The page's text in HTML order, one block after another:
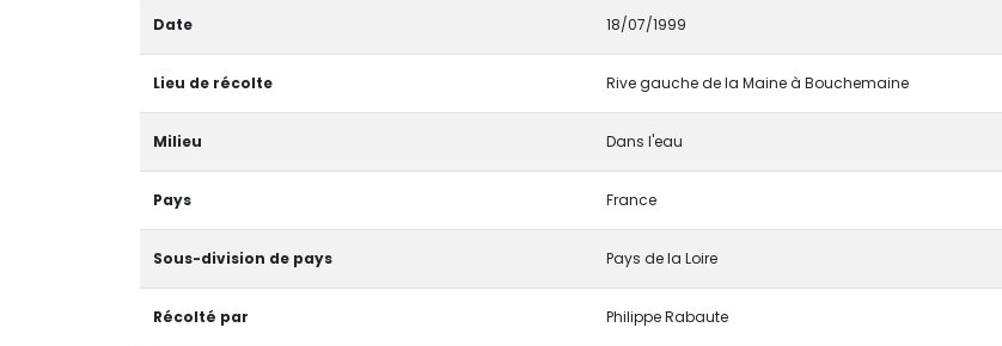
Date 18/07/1999
Lieu de récolte Rive gauche de la Maine à Bouchemaine
Milieu Dans l'eau
Pays France
Sous-division de pays Pays de la Loire
Récolté par Philippe Rabaute